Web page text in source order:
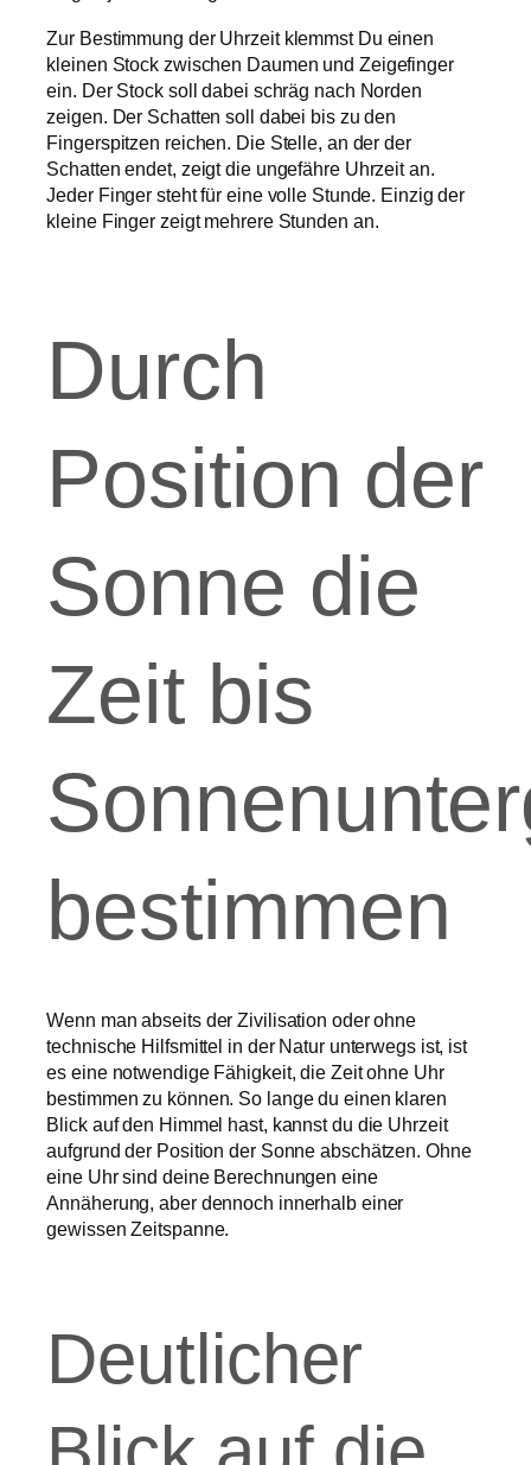
Zur Bestimmung der Uhrzeit klemmst Du einen
kleinen Stock zwischen Daumen und Zeigefinger
ein. Der Stock soll dabei schräg nach Norden
zeigen. Der Schatten soll dabei bis zu den
Fingerspitzen reichen. Die Stelle, an der der
Schatten endet, zeigt die ungefähre Uhrzeit an.
Jeder Finger steht für eine volle Stunde. Einzig der
kleine Finger zeigt mehrere Stunden an.
Durch
Position der
Sonne die
Zeit bis
bestimmen
Wenn man abseits der Zivilisation oder ohne
technische Hilfsmittel in der Natur unterwegs ist, ist
es eine notwendige Fähigkeit, die Zeit ohne Uhr
bestimmen zu können. So lange du einen klaren
Blick auf den Himmel hast, kannst du die Uhrzeit
aufgrund der Position der Sonne abschätzen. Ohne
eine Uhr sind deine Berechnungen eine
Annäherung, aber dennoch innerhalb einer
gewissen Zeitspanne.
Deutlicher